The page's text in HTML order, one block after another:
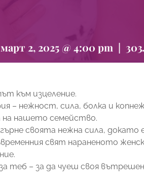
март 2, 2025 @ 4:00 pm |
към изцеление.
– нежност, сила, болка и
нашето семейство.
своята нежна сила, докато
свят нараненото
теб – за да чуеш своя